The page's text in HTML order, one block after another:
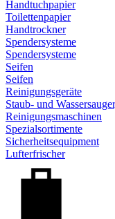
Handtuchpapier
Toilettenpapier
Handtrockner
Spendersysteme
Spendersysteme
Seifen
Seifen
Reinigungsgeräte
Staub- und
Reinigungsmaschinen
Spezialsortimente
Sicherheitsequipment
Lufterfrischer